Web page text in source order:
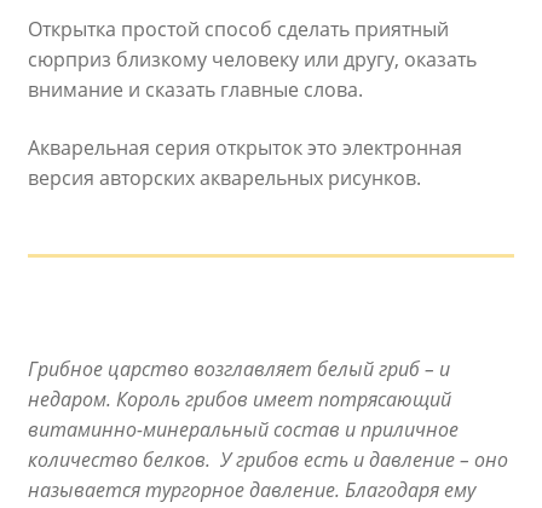
Открытка простой способ сделать приятный
сюрприз близкому человеку или другу, оказать
внимание и сказать главные слова.
Акварельная серия открыток это электронная
версия авторских акварельных рисунков.
Грибное царство возглавляет белый гриб – и
недаром. Король грибов имеет потрясающий
витаминно-минеральный состав и приличное
количество белков. У грибов есть и давление – оно
называется тургорное давление. Благодаря ему